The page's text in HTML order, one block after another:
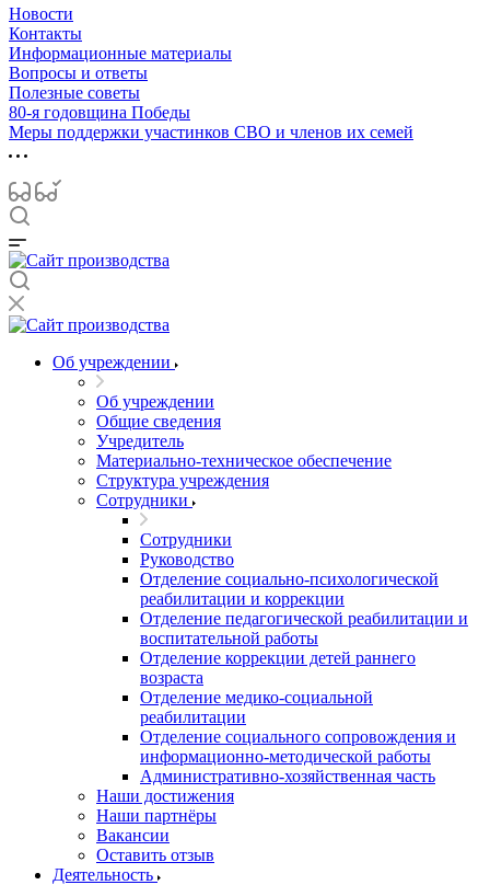
Новости
Контакты
Информационные материалы
Вопросы и ответы
Полезные советы
80-я годовщина Победы
Меры поддержки участинков СВО и членов их семей
Об учреждении
Об учреждении
Общие сведения
Учредитель
Материально-техническое обеспечение
Структура учреждения
Сотрудники
Сотрудники
Руководство
Отделение социально-психологической
реабилитации и коррекции
Отделение педагогической реабилитации и
воспитательной работы
Отделение коррекции детей раннего
возраста
Отделение медико-социальной
реабилитации
Отделение социального сопровождения и
информационно-методической работы
Административно-хозяйственная часть
Наши достижения
Наши партнёры
Вакансии
Оставить отзыв
Деятельность